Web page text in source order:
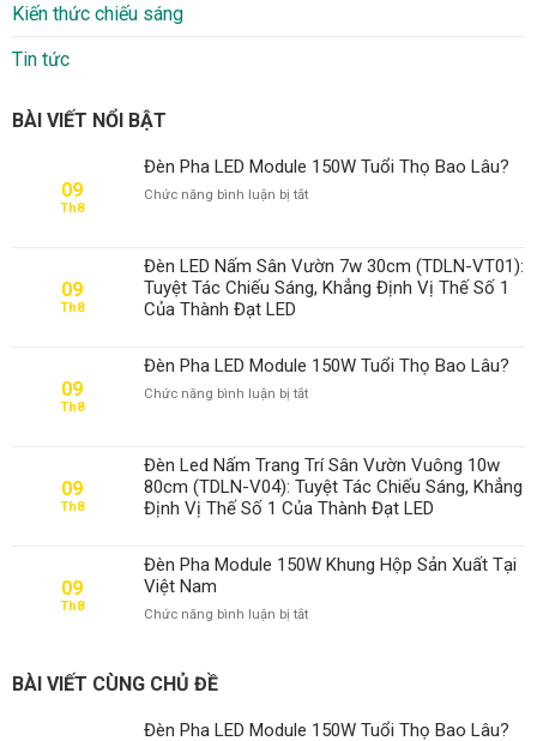
Kiến thức chiếu sáng
Tin tức
BÀI VIẾT NỔI BẬT
09
Th8
Đèn Pha LED Module 150W Tuổi Thọ Bao Lâu?
Chức năng bình luận bị tắtở
LED
Module
150W
Bao
Lâu?
09
Th8
Đèn LED Nấm Sân Vườn 7w 30cm (TDLN-VT01):
Tuyệt Tác Chiếu Sáng, Khẳng Định Vị Thế Số 1
Của Thành Đạt LED
09
Th8
Đèn Pha LED Module 150W Tuổi Thọ Bao Lâu?
Chức năng bình luận bị tắtở
Module
150W
Tuổi
Bao
Lâu?
09
Th8
Đèn Led Nấm Trang Trí Sân Vườn Vuông 10w
80cm (TDLN-V04): Tuyệt Tác Chiếu Sáng, Khẳng
Định Vị Thế Số 1 Của Thành Đạt LED
09
Th8
Đèn Pha Module 150W Khung Hộp Sản Xuất Tại
Việt Nam
Chức năng bình luận bị tắtở
Hộp
BÀI VIẾT CÙNG CHỦ ĐỀ
Đèn Pha LED Module 150W Tuổi Thọ Bao Lâu?